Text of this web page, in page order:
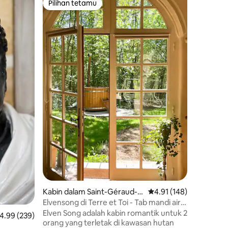
purata 4.99 daripada 5, 239 ulasan
4.99 (239)
Pilihan tetamu
Pilihan tetamu
Kabin dalam Saint-Géraud-d
e-Corps
Penarafan purata 4.91
4.91 (148)
Elvensong di Terre et Toi - Tab mandi air
panas - anjing dialu-alukan
Elven Song adalah kabin romantik untuk 2
orang yang terletak di kawasan hutan